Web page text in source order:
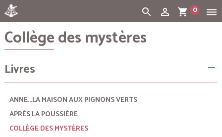
dehaze
shopping_cart 0
person_outline
search
Cart: (vide)
Collège des mystères
Livres remove
ANNE...LA MAISON AUX PIGNONS VERTS
APRÈS LA POUSSIÈRE
COLLÈGE DES MYSTÈRES